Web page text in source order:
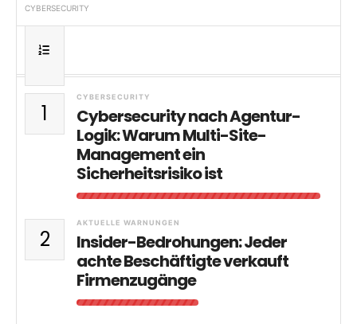
CYBERSECURITY
1
CYBERSECURITY
Cybersecurity nach Agentur-
Logik: Warum Multi-Site-
Management ein
Sicherheitsrisiko ist
2
AKTUELLE WARNUNGEN
Insider-Bedrohungen: Jeder
achte Beschäftigte verkauft
Firmenzugänge